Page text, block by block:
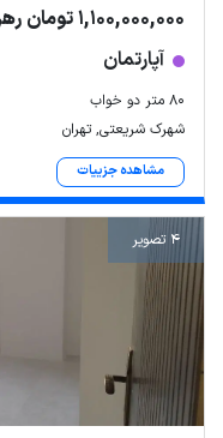
1,100,000,000 تومان رهن
آپارتمان
۸۰ متر دو خواب
شهرک شریعتی, تهران
مشاهده جزییات
4 تصویر